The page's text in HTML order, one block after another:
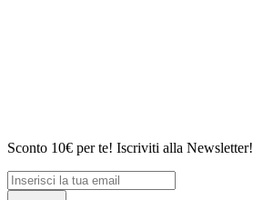
Sconto 10€ per te! Iscriviti alla Newsletter!